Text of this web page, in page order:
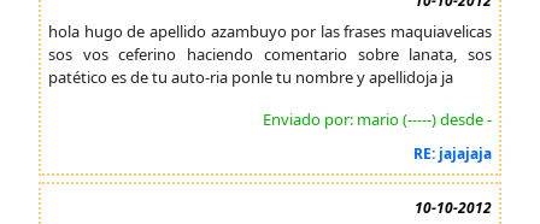
hola hugo de apellido azambuyo por las frases maquiavelicas
sos vos ceferino haciendo comentario sobre lanata, sos
patético es de tu auto-ria ponle tu nombre y apellidoja ja
Enviado por: mario (-----) desde -
RE: jajajaja
10-10-2012